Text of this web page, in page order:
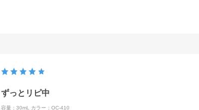
ずっとリピ中
容量：30mL カラー：OC-410